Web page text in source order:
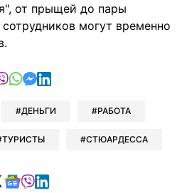
от прыщей до пары
могут временно
в Telegram
в Facebook
в X
отправить в Viber
отправить в Whatsapp
отправить в Messenger
отправить в LinkedIn
ДЕНЬГИ РАБОТА
ТУРИСТЫ СТЮАРДЕССА
в Telegram
в Facebook
Читайте в X
Читайте в Google news
Читайте в Viber
Читайте в LinkedIn